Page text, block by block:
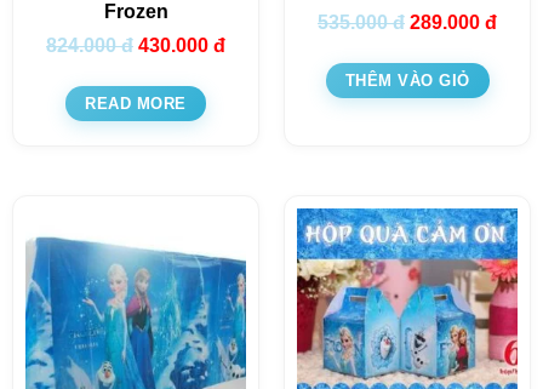
Frozen
824.000đ 430.000 đ
READ MORE
535.000đ 289.000 đ
THÊM VÀO GIỎ